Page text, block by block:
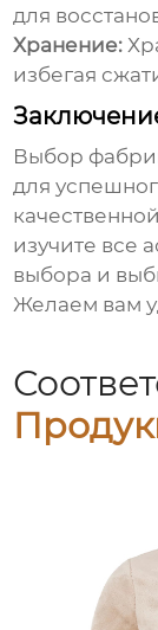
для
Хранение:
избегая
Выбор
для
изучите все
выбора и
Желаем вам